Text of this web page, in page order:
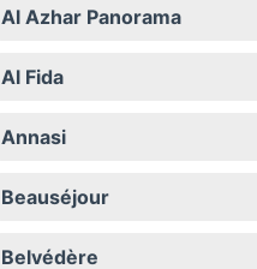
Al Azhar Panorama
Al Fida
Annasi
Beauséjour
Belvédère